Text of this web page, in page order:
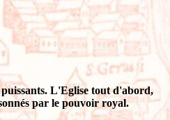
puissants. L'Eglise tout d'abord,
par le pouvoir royal.